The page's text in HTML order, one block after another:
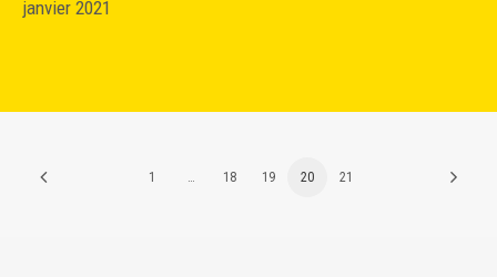
janvier 2021
1 18 19 20 21